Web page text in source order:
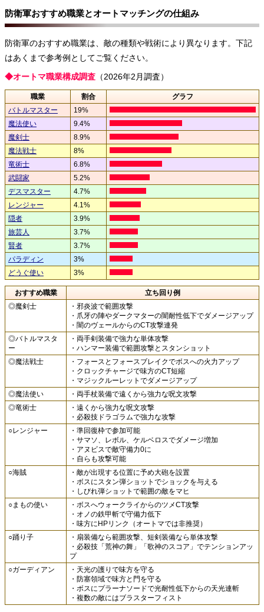
防衛軍おすすめ職業とオートマッチングの仕組み
防衛軍のおすすめ職業は、敵の種類や戦術により異なります。下記
はあくまで参考例としてご覧ください。
◆オートマ職業構成調査 （2026年2月調査）
職業 割合
グラフ
バトルマスター
19%
魔法使い
9.4%
魔剣士
8.9%
魔法戦士
8%
竜術士
6.8%
武闘家
5.2%
デスマスター
4.7%
レンジャー
4.1%
隠者
3.9%
旅芸人
3.7%
賢者
3.7%
パラディン
3%
どうぐ使い
3%
おすすめ職業
立ち回り例
◎魔剣士
・邪炎波で範囲攻撃
・爪牙の陣やダークマターの闇耐性低下でダメージアップ
・闇のヴェールからのCT攻撃連発
◎バトルマスタ
ー
・両手剣装備で強力な単体攻撃
・ハンマー装備で範囲攻撃とスタンショット
◎魔法戦士
・フォースとフォースブレイクでボスへの火力アップ
・クロックチャージで味方のCT短縮
・マジックルーレットでダメージアップ
◎魔法使い
・両手杖装備で遠くから強力な呪文攻撃
◎竜術士
・遠くから強力な呪文攻撃
・必殺技ドラゴラムで強力な攻撃
○レンジャー
・準回復枠で参加可能
・サマソ、レボル、ケルベロスでダメージ増加
・アヌビスで敵守備力0に
・自らも攻撃可能
○海賊
・敵が出現する位置に予め大砲を設置
・ボスにスタン弾ショットでショックを与える
・しびれ弾ショットで範囲の敵をマヒ
○まもの使い
・ボスへウォークライからのツメCT攻撃
・オノの鉄甲斬で守備力低下
・味方にHPリンク（オートマでは非推奨）
○踊り子
・扇装備なら範囲攻撃、短剣装備なら単体攻撃
・必殺技「荒神の舞」「歌神のスコア」でテンションアッ
プ
○ガーディアン
・天光の護りで味方を守る
・防塞領域で味方と門を守る
・ボスにプラーナソードで光耐性低下からの天光連斬
・複数の敵にはブラスターフィスト